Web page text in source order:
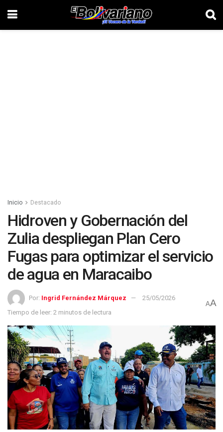
Inicio Destacado
Hidroven y Gobernación del
Zulia despliegan Plan Cero
Fugas para optimizar el servicio
de agua en Maracaibo
Por: Ingrid Fernández Márquez
25/05/2026
Tiempo de leer: 2 minutos de lectura
AA